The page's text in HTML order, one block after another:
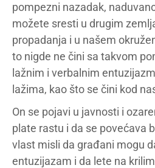
pompezni nazadak,
možete sresti u drugim
propadanja i u našem
to nigde ne čini sa takvom
lažnim i verbalnim
lažima, kao što se čini kod
On se pojavi u javnosti i
plate rastu i da se povećava
vlast misli da građani mogu
entuzijazam i da lete na